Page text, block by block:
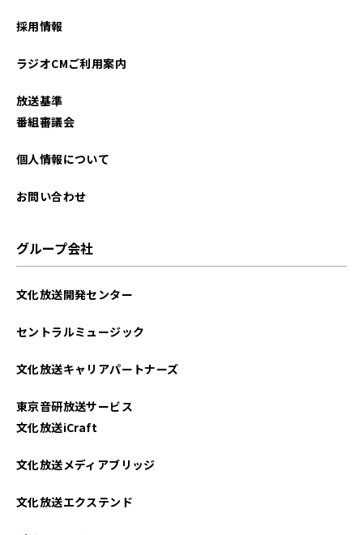
採用情報
ラジオCMご利用案内
放送基準
番組審議会
個人情報について
お問い合わせ
グループ会社
文化放送開発センター
セントラルミュージック
文化放送キャリアパートナーズ
東京音研放送サービス
文化放送iCraft
文化放送メディアブリッジ
文化放送エクステンド